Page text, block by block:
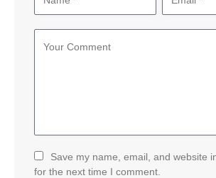
Save my name, email, and website
for the next time I comment.